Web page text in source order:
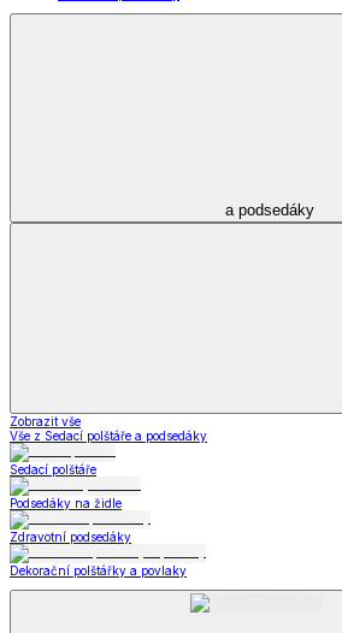
a podsedáky
Zobrazit vše
Vše z Sedací polštáře a podsedáky
Sedací polštáře
Podsedáky na židle
Zdravotní podsedáky
Dekorační polštářky a povlaky